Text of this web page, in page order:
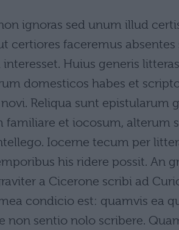
ignoras sed unum illud
certiores faceremus
Huius generis
domesticos habes et
Reliqua sunt epistularum
et iocosum, alterum
Iocerne tecum per
his ridere possit. An
a Cicerone scribi ad
condicio est: quamvis ea
non sentio nolo scribere.